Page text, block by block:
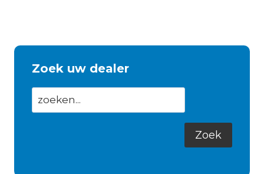
Zoek uw dealer